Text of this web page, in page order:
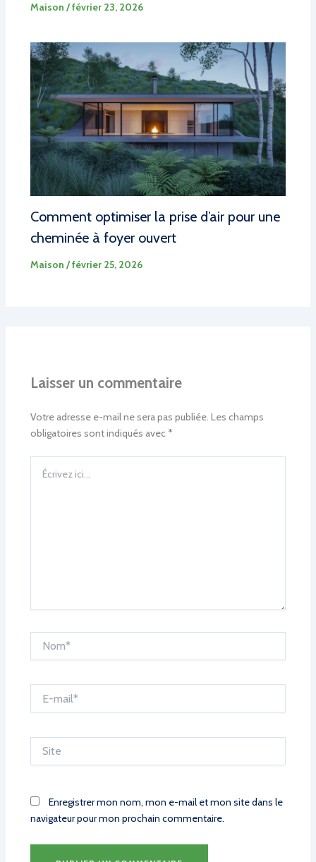
Maison /février 23, 2026
Comment optimiser la prise d’air pour une
cheminée à foyer ouvert
Maison /février 25, 2026
Laisser un commentaire
Votre adresse e-mail ne sera pas publiée. Les champs
obligatoires sont indiqués avec *
ici…
mail*
Enregistrer mon nom, mon e-mail et mon site dans le
navigateur pour mon prochain commentaire.